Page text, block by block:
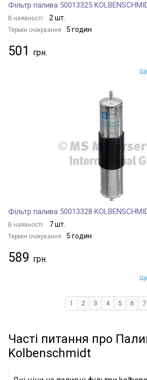
Фільтр палива 50013325
В наявності: 2 шт.
Термін очікування: 5 годин
501
Фільтр палива 50013328
В наявності: 7 шт.
Термін очікування: 5 годин
589
1 2 3 4 5 6 7
Часті питання про
Kolbenschmidt